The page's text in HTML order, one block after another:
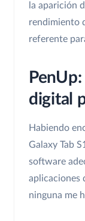
la aparición
rendimiento
referente
digital
Habiendo
Galaxy Tab
software
aplicaciones
ninguna me